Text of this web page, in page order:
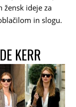
žensk ideje za
in slogu.
KERR